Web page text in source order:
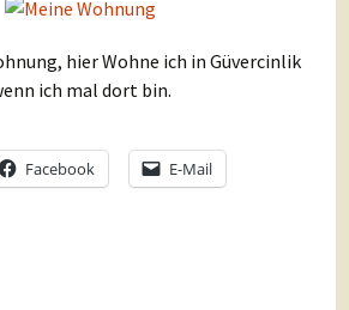
hier Wohne ich in Güvercinlik
ich mal dort bin.
Facebook E-Mail